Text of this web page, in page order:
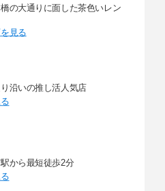
の大通りに面した茶色いレン
見る
沿いの推し活人気店
から最短徒歩2分